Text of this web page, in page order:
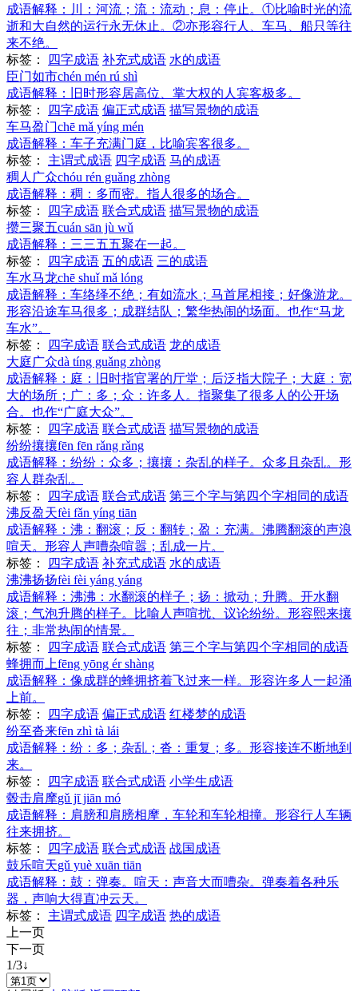
成语解释： 川：河流；流：流动；息：停止。①比喻时光的流
逝和大自然的运行永无休止。②亦形容行人、车马、船只等往
来不绝。
标签：
四字成语 补充式成语 水的成语
臣门如市chén mén rú shì
成语解释：
旧时形容居高位、掌大权的人宾客极多。
标签：
四字成语 偏正式成语 描写景物的成语
车马盈门chē mǎ yíng mén
成语解释： 车子充满门庭，比喻宾客很多。
标签： 主谓式成语 四字成语 马的成语
稠人广众chóu rén guǎng zhòng
成语解释： 稠：多而密。指人很多的场合。
标签：
四字成语 联合式成语 描写景物的成语
攒三聚五cuán sān jù wǔ
成语解释： 三三五五聚在一起。
标签：
四字成语 五的成语 三的成语
车水马龙chē shuǐ mǎ lóng
成语解释： 车络绎不绝；有如流水；马首尾相接；好像游龙。
形容沿途车马很多；成群结队；繁华热闹的场面。也作“马龙
车水”。
标签：
四字成语 联合式成语 龙的成语
大庭广众dà tíng guǎng zhòng
成语解释： 庭：旧时指官署的厅堂；后泛指大院子；大庭：宽
大的场所；广：多；众：许多人。指聚集了很多人的公开场
合。也作“广庭大众”。
标签：
四字成语 联合式成语 描写景物的成语
纷纷攘攘fēn fēn rǎng rǎng
成语解释： 纷纷：众多；攘攘：杂乱的样子。众多且杂乱。形
容人群杂乱。
标签：
四字成语 联合式成语 第三个字与第四个字相同的成语
沸反盈天fèi fǎn yíng tiān
成语解释： 沸：翻滚；反：翻转；盈：充满。沸腾翻滚的声浪
喧天。形容人声嘈杂喧嚣；乱成一片。
标签：
四字成语 补充式成语 水的成语
沸沸扬扬fèi fèi yáng yáng
成语解释： 沸沸：水翻滚的样子；扬：掀动；升腾。开水翻
滚；气泡升腾的样子。比喻人声喧扰、议论纷纷。形容熙来攘
往；非常热闹的情景。
标签：
四字成语 联合式成语 第三个字与第四个字相同的成语
蜂拥而上fēng yōng ér shàng
成语解释： 像成群的蜂拥挤着飞过来一样。形容许多人一起涌
上前。
标签：
四字成语 偏正式成语 红楼梦的成语
纷至沓来fēn zhì tà lái
成语解释： 纷：多；杂乱；沓：重复；多。形容接连不断地到
来。
标签：
四字成语 联合式成语 小学生成语
毂击肩摩gǔ jī jiān mó
成语解释： 肩膀和肩膀相摩，车轮和车轮相撞。形容行人车辆
往来拥挤。
标签：
四字成语 联合式成语 战国成语
鼓乐喧天gǔ yuè xuān tiān
成语解释： 鼓：弹奏。喧天：声音大而嘈杂。弹奏着各种乐
器，声响大得直冲云天。
标签： 主谓式成语 四字成语 热的成语
上一页
下一页
1/3↓